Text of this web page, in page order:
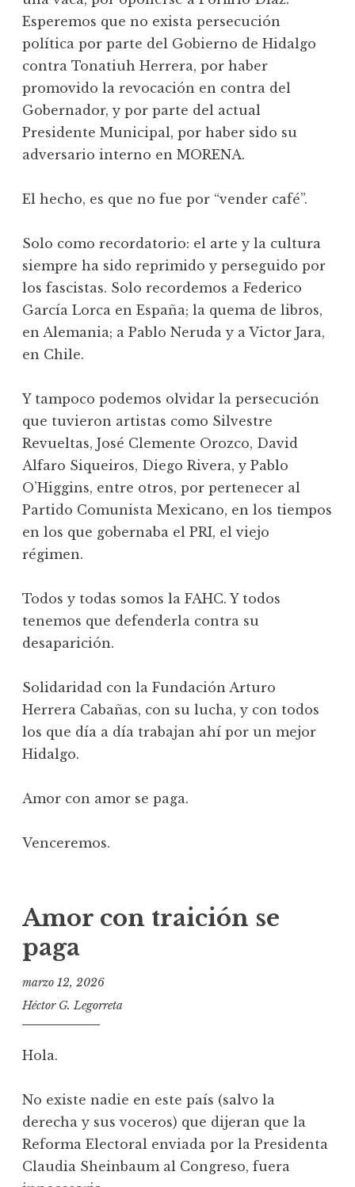
Esperemos que no exista persecución
política por parte del Gobierno de Hidalgo
contra Tonatiuh Herrera, por haber
promovido la revocación en contra del
Gobernador, y por parte del actual
Presidente Municipal, por haber sido su
adversario interno en MORENA.
El hecho, es que no fue por “vender café”.
Solo como recordatorio: el arte y la cultura
siempre ha sido reprimido y perseguido por
los fascistas. Solo recordemos a Federico
García Lorca en España; la quema de libros,
en Alemania; a Pablo Neruda y a Victor Jara,
en Chile.
Y tampoco podemos olvidar la persecución
que tuvieron artistas como Silvestre
Revueltas, José Clemente Orozco, David
Alfaro Siqueiros, Diego Rivera, y Pablo
O’Higgins, entre otros, por pertenecer al
Partido Comunista Mexicano, en los tiempos
en los que gobernaba el PRI, el viejo
régimen.
Todos y todas somos la FAHC. Y todos
tenemos que defenderla contra su
desaparición.
Solidaridad con la Fundación Arturo
Herrera Cabañas, con su lucha, y con todos
los que día a día trabajan ahí por un mejor
Hidalgo.
Amor con amor se paga.
Venceremos.
Amor con traición se
paga
marzo 12, 2026
Héctor G. Legorreta
Hola.
No existe nadie en este país (salvo la
derecha y sus voceros) que dijeran que la
Reforma Electoral enviada por la Presidenta
Claudia Sheinbaum al Congreso, fuera